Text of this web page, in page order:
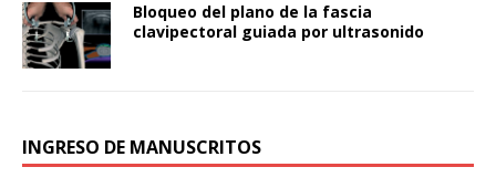
Bloqueo del plano de la fascia
clavipectoral guiada por ultrasonido
INGRESO DE MANUSCRITOS